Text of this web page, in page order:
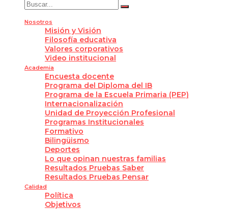
Nosotros
Misión y Visión
Filosofía educativa
Valores corporativos
Video institucional
Academia
Encuesta docente
Programa del Diploma del IB
Programa de la Escuela Primaria (PEP)
Internacionalización
Unidad de Proyección Profesional
Programas Institucionales
Formativo
Bilingüismo
Deportes
Lo que opinan nuestras familias
Resultados Pruebas Saber
Resultados Pruebas Pensar
Calidad
Política
Objetivos